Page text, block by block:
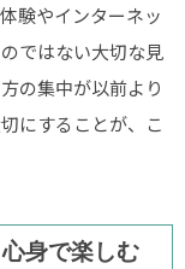
験やインターネッ
ではない大切な見
の集中が以前より
にすることが、こ
身で楽しむ